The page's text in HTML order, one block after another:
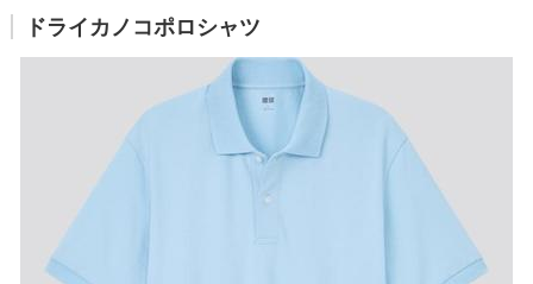
ドライカノコポロシャツ